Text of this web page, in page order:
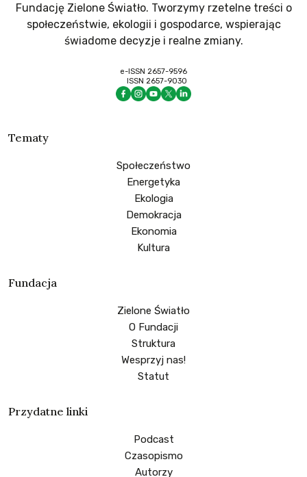
Fundację Zielone Światło. Tworzymy rzetelne treści o
społeczeństwie, ekologii i gospodarce, wspierając
świadome decyzje i realne zmiany.
e-ISSN 2657-9596
ISSN 2657-9030
Tematy
Społeczeństwo
Energetyka
Ekologia
Demokracja
Ekonomia
Kultura
Fundacja
Zielone Światło
O Fundacji
Struktura
Wesprzyj nas!
Statut
Przydatne linki
Podcast
Czasopismo
Autorzy